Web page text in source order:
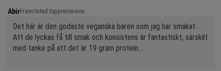
AbirFramröstad topprecension
Det här är den godaste veganska baren som jag har smakat.
Att de lyckas få till smak och konsistens är fantastiskt, särskilt
med tanke på att det är 19 gram protein.